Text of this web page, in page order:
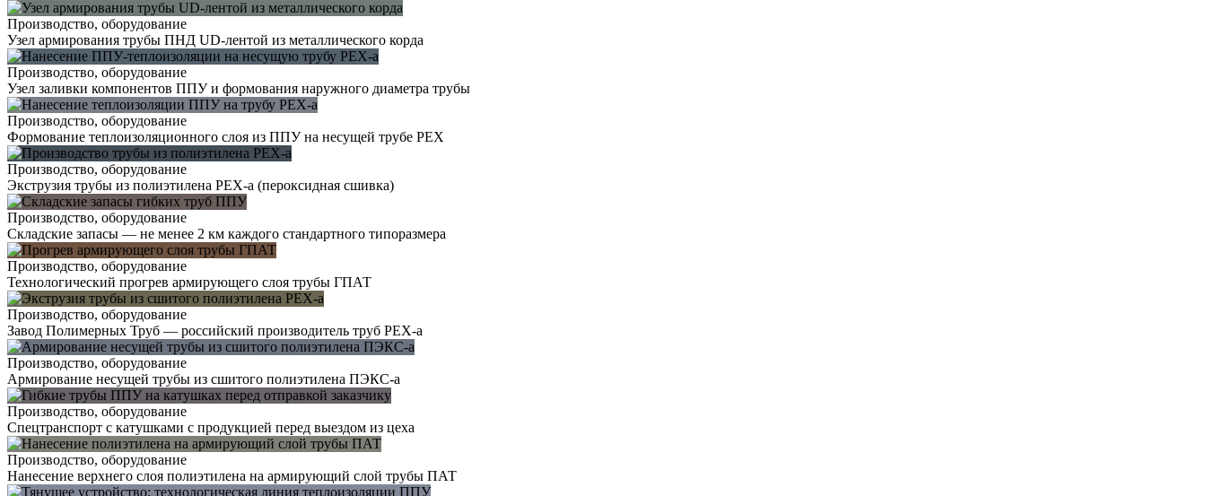
Производство, оборудование
Узел армирования трубы ПНД UD-лентой из металлического корда
Производство, оборудование
Узел заливки компонентов ППУ и формования наружного диаметра трубы
Производство, оборудование
Формование теплоизоляционного слоя из ППУ на несущей трубе PEX
Производство, оборудование
Экструзия трубы из полиэтилена PEX-a (пероксидная сшивка)
Производство, оборудование
Складские запасы — не менее 2 км каждого стандартного типоразмера
Производство, оборудование
Технологический прогрев армирующего слоя трубы ГПАТ
Производство, оборудование
Завод Полимерных Труб — российский производитель труб PEX-a
Производство, оборудование
Армирование несущей трубы из сшитого полиэтилена ПЭКС-а
Производство, оборудование
Спецтранспорт с катушками с продукцией перед выездом из цеха
Производство, оборудование
Нанесение верхнего слоя полиэтилена на армирующий слой трубы ПАТ